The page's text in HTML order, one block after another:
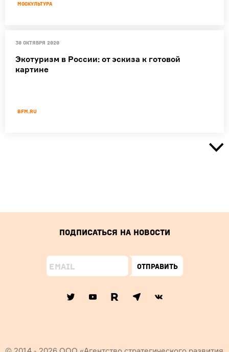
Москультура
30 октября 2020
Экотуризм в России: от эскиза к готовой
картине
BFM.ru
Подписаться на новости
Отправить